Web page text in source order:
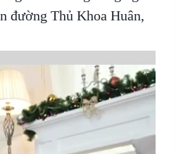
đường Thủ Khoa Huân,